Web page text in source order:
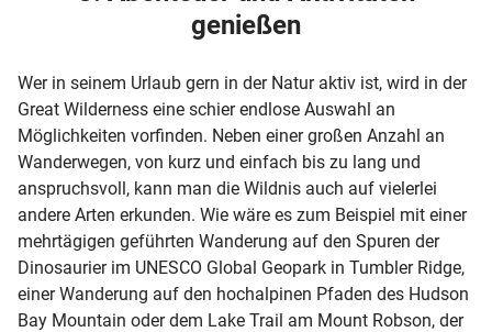
genießen
Wer in seinem Urlaub gern in der Natur aktiv ist, wird in der
Great Wilderness eine schier endlose Auswahl an
Möglichkeiten vorfinden. Neben einer großen Anzahl an
Wanderwegen, von kurz und einfach bis zu lang und
anspruchsvoll, kann man die Wildnis auch auf vielerlei
andere Arten erkunden. Wie wäre es zum Beispiel mit einer
mehrtägigen geführten Wanderung auf den Spuren der
Dinosaurier im UNESCO Global Geopark in Tumbler Ridge,
einer Wanderung auf den hochalpinen Pfaden des Hudson
Bay Mountain oder dem Lake Trail am Mount Robson, der